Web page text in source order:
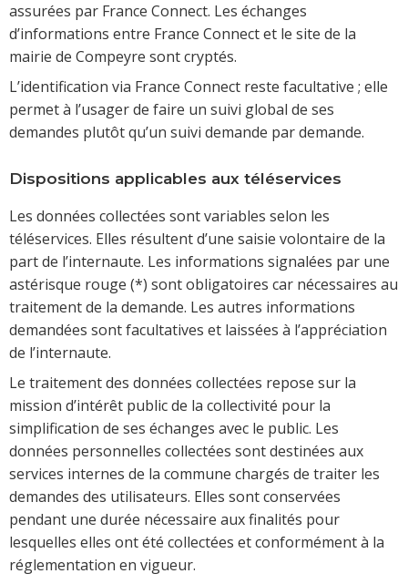
assurées par France Connect. Les échanges
d’informations entre France Connect et le site de la
mairie de Compeyre sont cryptés.
L’identification via France Connect reste facultative ; elle
permet à l’usager de faire un suivi global de ses
demandes plutôt qu’un suivi demande par demande.
Dispositions applicables aux téléservices
Les données collectées sont variables selon les
téléservices. Elles résultent d’une saisie volontaire de la
part de l’internaute. Les informations signalées par une
astérisque rouge (*) sont obligatoires car nécessaires au
traitement de la demande. Les autres informations
demandées sont facultatives et laissées à l’appréciation
de l’internaute.
Le traitement des données collectées repose sur la
mission d’intérêt public de la collectivité pour la
simplification de ses échanges avec le public. Les
données personnelles collectées sont destinées aux
services internes de la commune chargés de traiter les
demandes des utilisateurs. Elles sont conservées
pendant une durée nécessaire aux finalités pour
lesquelles elles ont été collectées et conformément à la
réglementation en vigueur.